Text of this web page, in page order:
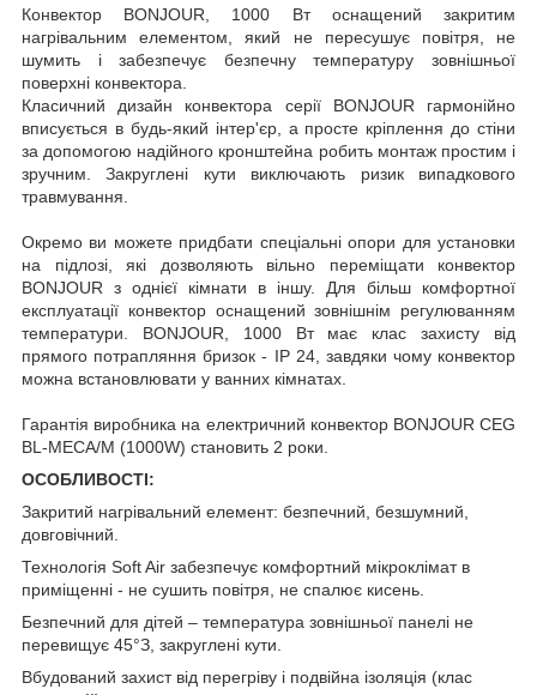
Конвектор BONJOUR, 1000 Вт оснащений закритим
нагрівальним елементом, який не пересушує повітря, не
шумить і забезпечує безпечну температуру зовнішньої
поверхні конвектора.
Класичний дизайн конвектора серії BONJOUR гармонійно
вписується в будь-який інтер'єр, а просте кріплення до стіни
за допомогою надійного кронштейна робить монтаж простим і
зручним. Закруглені кути виключають ризик випадкового
травмування.
Окремо ви можете придбати спеціальні опори для установки
на підлозі, які дозволяють вільно переміщати конвектор
BONJOUR з однієї кімнати в іншу. Для більш комфортної
експлуатації конвектор оснащений зовнішнім регулюванням
температури. BONJOUR, 1000 Вт має клас захисту від
прямого потрапляння бризок - IP 24, завдяки чому конвектор
можна встановлювати у ванних кімнатах.
Гарантія виробника на електричний конвектор BONJOUR CEG
BL-MECA/M (1000W) становить 2 роки.
ОСОБЛИВОСТІ:
Закритий нагрівальний елемент: безпечний, безшумний,
довговічний.
Технологія Soft Air забезпечує комфортний мікроклімат в
приміщенні - не сушить повітря, не спалює кисень.
Безпечний для дітей – температура зовнішньої панелі не
перевищує 45°З, закруглені кути.
Вбудований захист від перегріву і подвійна ізоляція (клас